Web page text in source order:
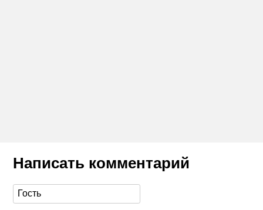
Написать комментарий